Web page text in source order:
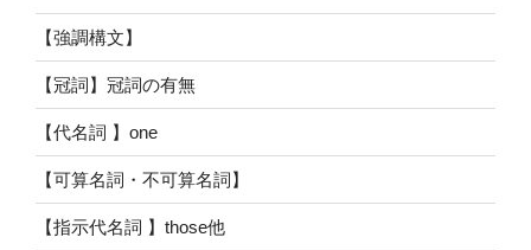
【強調構文】
【冠詞】冠詞の有無
【代名詞 】one
【可算名詞・不可算名詞】
【指示代名詞 】those他